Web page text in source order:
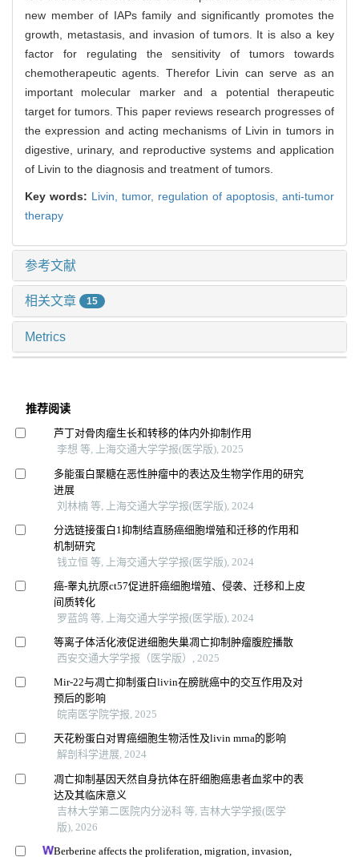
new member of IAPs family and significantly promotes the
growth, metastasis, and invasion of tumors. It is also a key
factor for regulating the sensitivity of tumors towards
chemotherapeutic agents. Therefor Livin can serve as an
important molecular marker and a potential therapeutic
target for tumors. This paper reviews research progresses of
the expression and acting mechanisms of Livin in tumors in
digestive, urinary, and reproductive systems and application
of Livin to the diagnosis and treatment of tumors.
Key words: Livin, tumor, regulation of apoptosis, anti-tumor
therapy
参考文献
相关文章 15
Metrics
推荐阅读
芦丁对骨肉瘤生长和转移的体内外抑制作用
李想 等, 上海交通大学学报(医学版), 2025
多能蛋白聚糖在恶性肿瘤中的表达及生物学作用的研究
进展
刘林楠 等, 上海交通大学学报(医学版), 2024
分选链接蛋白1抑制结直肠癌细胞增殖和迁移的作用和
机制研究
钱立恒 等, 上海交通大学学报(医学版), 2024
癌-睾丸抗原ct57促进肝癌细胞增殖、侵袭、迁移和上皮
间质转化
罗蓝鸽 等, 上海交通大学学报(医学版), 2024
等离子体活化液促进细胞失巢凋亡抑制肿瘤腹腔播散
西安交通大学学报（医学版）, 2025
Mir-22与凋亡抑制蛋白livin在膀胱癌中的交互作用及对
预后的影响
皖南医学院学报, 2025
天花粉蛋白对胃癌细胞生物活性及livin mrna的影响
解剖科学进展, 2024
凋亡抑制基因天然自身抗体在肝细胞癌患者血浆中的表
达及其临床意义
吉林大学第二医院内分泌科 等, 吉林大学学报(医学
版), 2026
Berberine affects the proliferation, migration, invasion,